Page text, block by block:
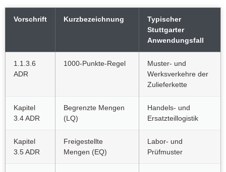
Vorschrift Kurzbezeichnung
Typischer
Stuttgarter
Anwendungsfall
1.1.3.6
ADR
1000-Punkte-Regel
Muster- und
Werksverkehre der
Zulieferkette
Kapitel
3.4 ADR
Begrenzte Mengen
(LQ)
Handels- und
Ersatzteillogistik
Kapitel
3.5 ADR
Freigestellte
Mengen (EQ)
Labor- und
Prüfmuster